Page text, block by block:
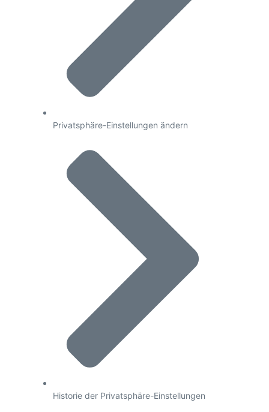
Privatsphäre-Einstellungen ändern
Historie der Privatsphäre-Einstellungen